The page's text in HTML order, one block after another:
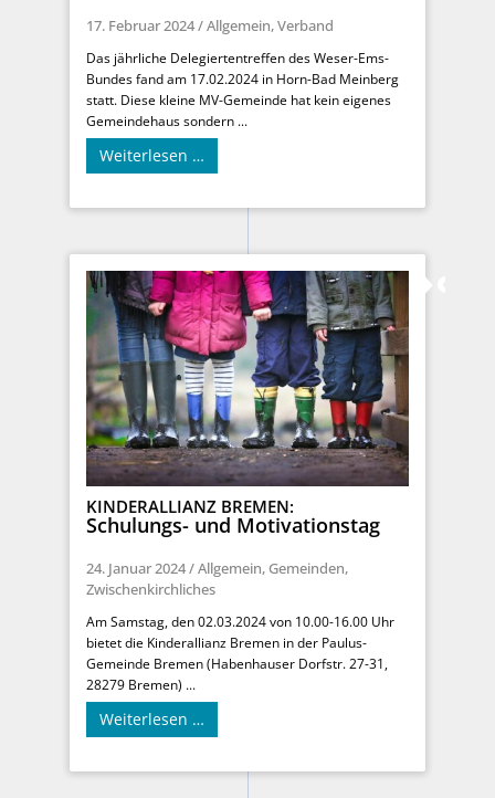
17. Februar 2024/Allgemein,Verband
Das jährliche Delegiertentreffen des Weser-Ems-
Bundes fand am 17.02.2024 in Horn-Bad Meinberg
statt. Diese kleine MV-Gemeinde hat kein eigenes
Gemeindehaus sondern ...
Weiterlesen …
KINDERALLIANZ BREMEN:
Schulungs- und Motivationstag
24. Januar 2024/Allgemein, Gemeinden,
Zwischenkirchliches
Am Samstag, den 02.03.2024 von 10.00-16.00 Uhr
bietet die Kinderallianz Bremen in der Paulus-
Gemeinde Bremen (Habenhauser Dorfstr. 27-31,
28279 Bremen) ...
Weiterlesen …